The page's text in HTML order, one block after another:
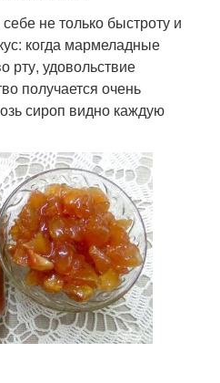
не только быстроту и
когда мармеладные
рту, удовольствие
получается очень
сироп видно каждую